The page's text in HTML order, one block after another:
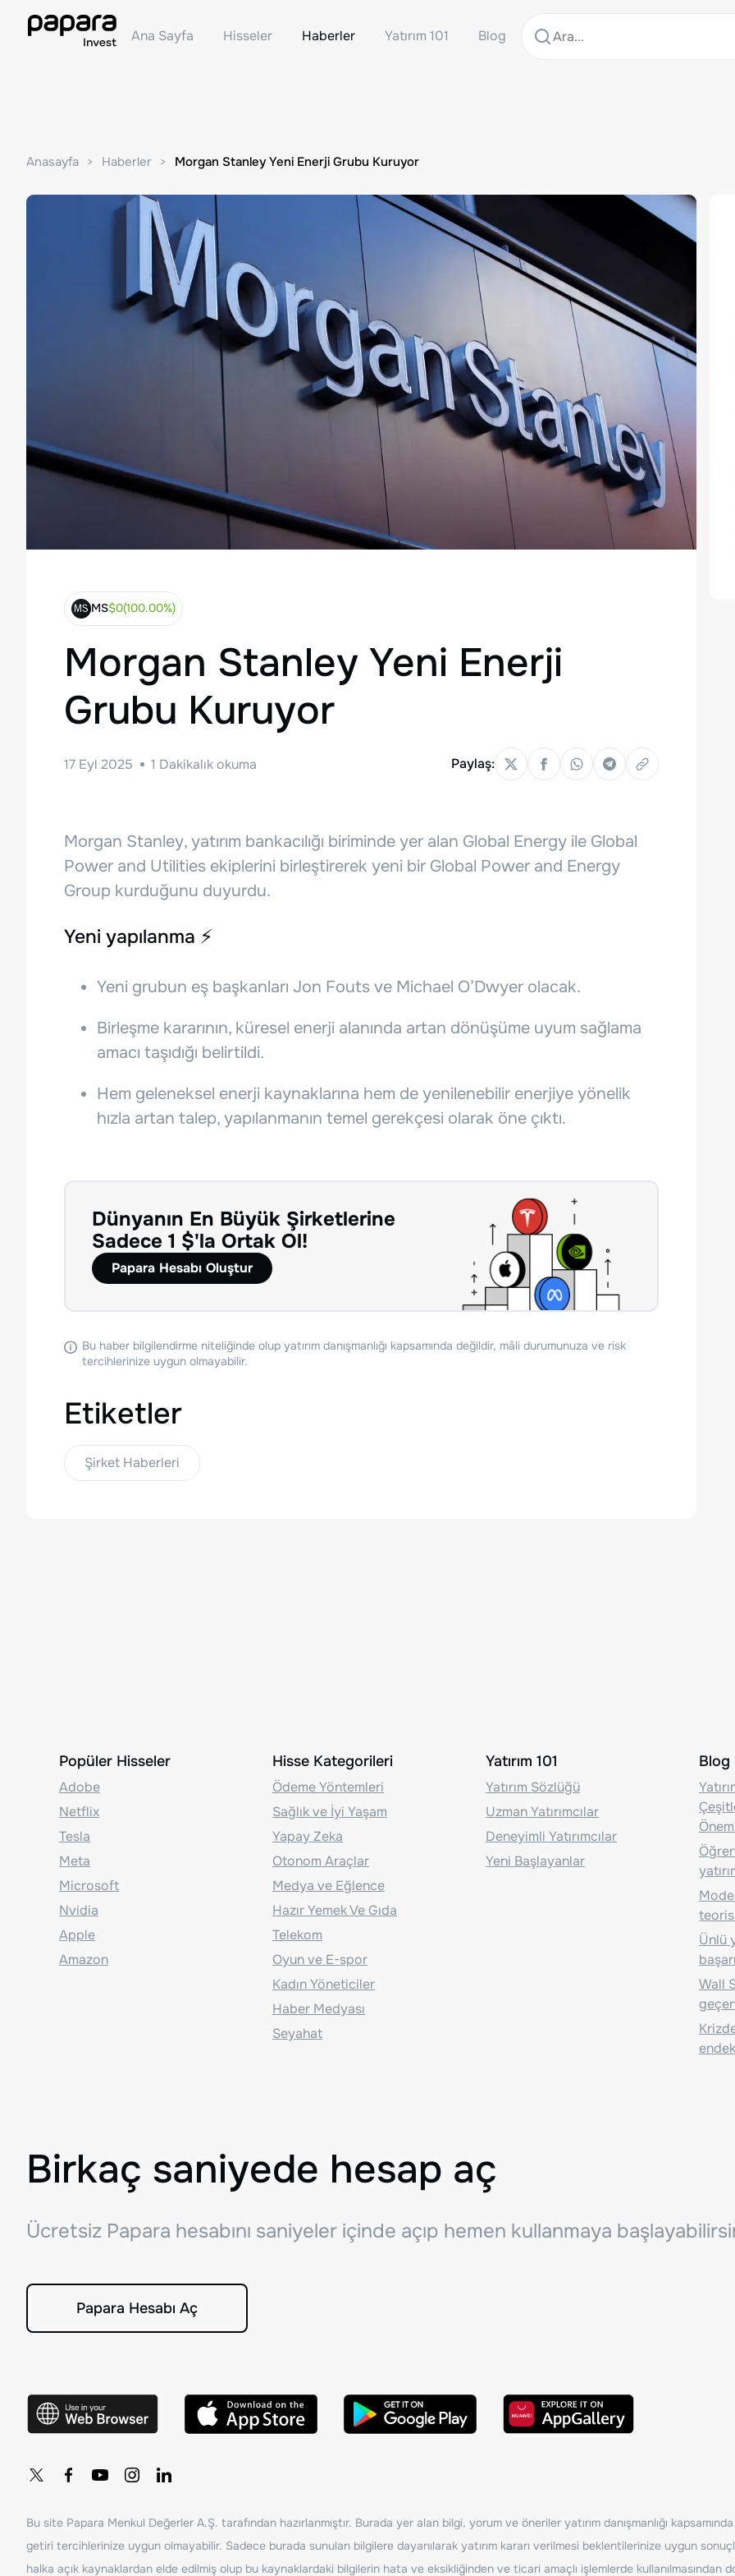
Ana Sayfa Hisseler Haberler Yatırım 101 Blog
Anasayfa Haberler Morgan Stanley Yeni Enerji Grubu Kuruyor
MS$0(100.00%)
Morgan Stanley Yeni Enerji
Grubu Kuruyor
17 Eyl 2025 1 Dakikalık okuma Paylaş:
Morgan Stanley, yatırım bankacılığı biriminde yer alan Global Energy ile Global
Power and Utilities ekiplerini birleştirerek yeni bir Global Power and Energy
Group kurduğunu duyurdu.
Yeni yapılanma ⚡
Yeni grubun eş başkanları Jon Fouts ve Michael O’Dwyer olacak.
Birleşme kararının, küresel enerji alanında artan dönüşüme uyum sağlama
amacı taşıdığı belirtildi.
Hem geleneksel enerji kaynaklarına hem de yenilenebilir enerjiye yönelik
hızla artan talep, yapılanmanın temel gerekçesi olarak öne çıktı.
Dünyanın En Büyük Şirketlerine
Sadece 1 $'la Ortak Ol!
Papara Hesabı Oluştur
Bu haber bilgilendirme niteliğinde olup yatırım danışmanlığı kapsamında değildir, mâli durumunuza ve risk
tercihlerinize uygun olmayabilir.
Etiketler
Şirket Haberleri
Popüler Hisseler
Adobe
Netflix
Tesla
Meta
Microsoft
Nvidia
Apple
Amazon
Hisse Kategorileri
Ödeme Yöntemleri
Sağlık ve İyi Yaşam
Yapay Zeka
Otonom Araçlar
Medya ve Eğlence
Hazır Yemek Ve Gıda
Telekom
Oyun ve E-spor
Kadın Yöneticiler
Haber Medyası
Seyahat
Yatırım 101
Yatırım Sözlüğü
Uzman Yatırımcılar
Deneyimli Yatırımcılar
Yeni Başlayanlar
Blog
Ünlü
Wall
Birkaç saniyede hesap aç
Ücretsiz Papara hesabını saniyeler içinde açıp hemen kullanmaya
Papara Hesabı Aç
Bu site Papara Menkul Değerler A.Ş. tarafından hazırlanmıştır. Burada yer alan bilgi, yorum ve öneriler yatırım danışmanlığı
getiri tercihlerinize uygun olmayabilir. Sadece burada sunulan bilgilere dayanılarak yatırım kararı verilmesi beklentilerinize uygun
halka açık kaynaklardan elde edilmiş olup bu kaynaklardaki bilgilerin hata ve eksikliğinden ve ticari amaçlı işlemlerde